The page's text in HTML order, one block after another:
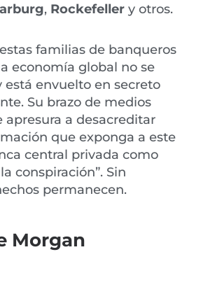
, Rockefeller y otros.
familias de banqueros
economía global no se
está envuelto en secreto
Su brazo de medios
apresura a desacreditar
que exponga a este
central privada como
conspiración”. Sin
permanecen.
Morgan